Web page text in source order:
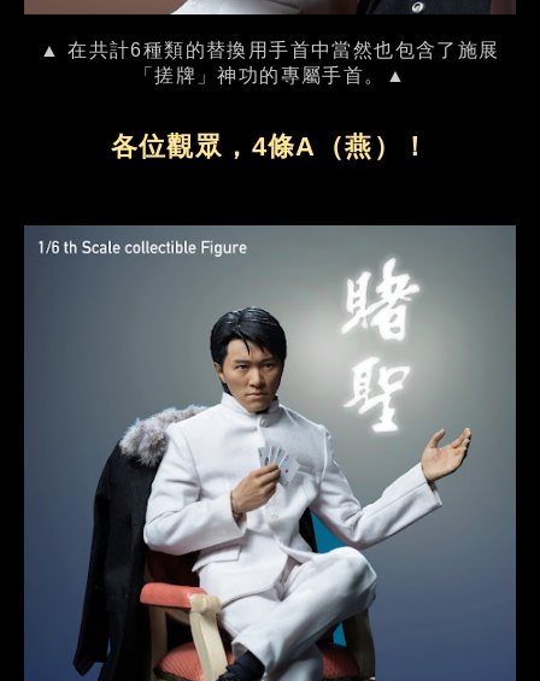
▲ 在共計6種類的替換用手首中當然也包含了施展
「搓牌」神功的專屬手首。▲
各位觀眾，4條A（燕）！